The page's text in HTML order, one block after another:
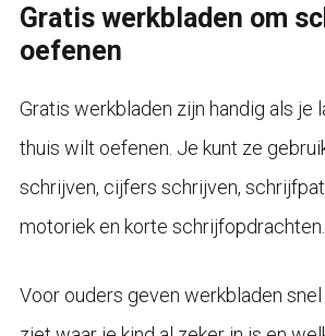
Gratis werkbladen om
oefenen
Gratis werkbladen zijn handig als je
thuis wilt oefenen. Je kunt ze
schrijven, cijfers schrijven,
motoriek en korte schrijfopdrachten.
Voor ouders geven werkbladen